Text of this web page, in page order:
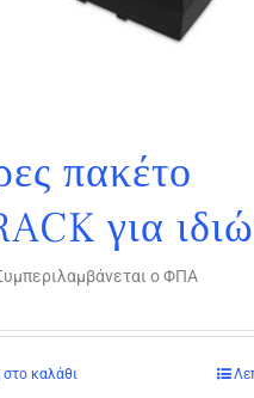
πακέτο
για
ο ΦΠΑ
καλάθι